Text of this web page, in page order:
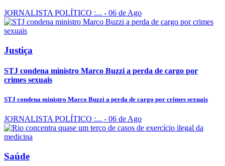
JORNALISTA POLÍTICO :... - 06 de Ago
Justiça
STJ condena ministro Marco Buzzi a perda de cargo por
crimes sexuais
STJ condena ministro Marco Buzzi a perda de cargo por crimes sexuais
JORNALISTA POLÍTICO :... - 06 de Ago
Saúde